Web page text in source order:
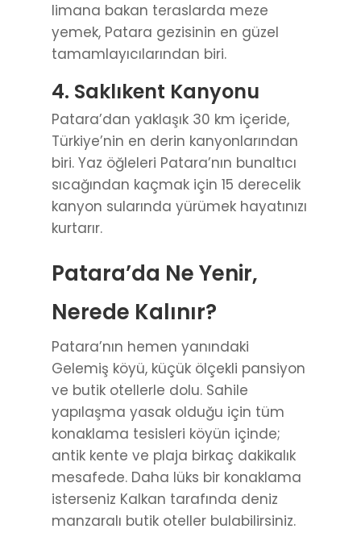
limana bakan teraslarda meze
yemek, Patara gezisinin en güzel
tamamlayıcılarından biri.
4. Saklıkent Kanyonu
Patara’dan yaklaşık 30 km içeride,
Türkiye’nin en derin kanyonlarından
biri. Yaz öğleleri Patara’nın bunaltıcı
sıcağından kaçmak için 15 derecelik
kanyon sularında yürümek hayatınızı
kurtarır.
Patara’da Ne Yenir,
Nerede Kalınır?
Patara’nın hemen yanındaki
Gelemiş köyü, küçük ölçekli pansiyon
ve butik otellerle dolu. Sahile
yapılaşma yasak olduğu için tüm
konaklama tesisleri köyün içinde;
antik kente ve plaja birkaç dakikalık
mesafede. Daha lüks bir konaklama
isterseniz Kalkan tarafında deniz
manzaralı butik oteller bulabilirsiniz.